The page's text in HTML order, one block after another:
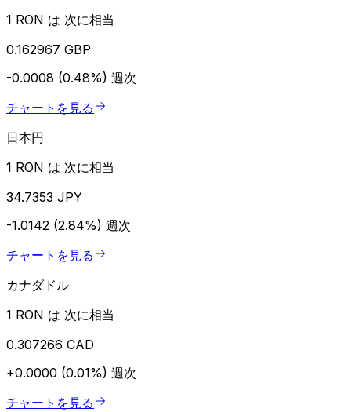
1 RON は 次に相当
0.162967 GBP
-0.0008 (0.48%) 週次
チャートを見る
日本円
1 RON は 次に相当
34.7353 JPY
-1.0142 (2.84%) 週次
チャートを見る
カナダドル
1 RON は 次に相当
0.307266 CAD
+0.0000 (0.01%) 週次
チャートを見る